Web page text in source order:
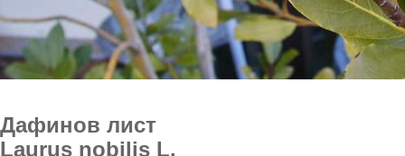
Дафинов лист
Laurus nobilis L.